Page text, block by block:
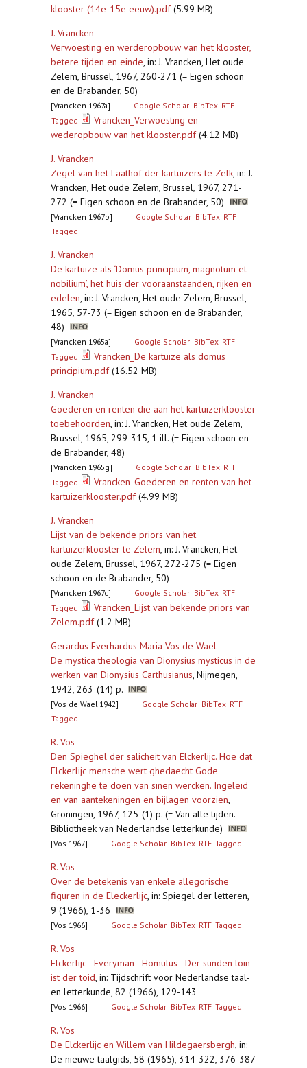
klooster (14e-15e eeuw).pdf(5.99 MB)
J. Vrancken
Verwoesting en werderopbouw van het klooster,
betere tijden en einde, in: J. Vrancken, Het oude
Zelem, Brussel, 1967, 260-271 (= Eigen schoon
en de Brabander, 50)
[Vrancken 1967a] Google Scholar BibTex RTF
Tagged
Vrancken_Verwoesting en
wederopbouw van het klooster.pdf(4.12 MB)
J. Vrancken
Zegel van het Laathof der kartuizers te Zelk, in: J.
Vrancken, Het oude Zelem, Brussel, 1967, 271-
272 (= Eigen schoon en de Brabander, 50)
[Vrancken 1967b] Google Scholar BibTex RTF
Tagged
J. Vrancken
De kartuize als ‘Domus principium, magnotum et
nobilium’, het huis der vooraanstaanden, rijken en
edelen, in: J. Vrancken, Het oude Zelem, Brussel,
1965, 57-73 (= Eigen schoon en de Brabander,
48)
[Vrancken 1965a] Google Scholar BibTex RTF
Tagged
Vrancken_De kartuize als domus
principium.pdf(16.52 MB)
J. Vrancken
Goederen en renten die aan het kartuizerklooster
toebehoorden, in: J. Vrancken, Het oude Zelem,
Brussel, 1965, 299-315, 1 ill. (= Eigen schoon en
de Brabander, 48)
[Vrancken 1965g] Google Scholar BibTex RTF
Tagged
Vrancken_Goederen en renten van het
kartuizerklooster.pdf(4.99 MB)
J. Vrancken
Lijst van de bekende priors van het
kartuizerklooster te Zelem, in: J. Vrancken, Het
oude Zelem, Brussel, 1967, 272-275 (= Eigen
schoon en de Brabander, 50)
[Vrancken 1967c] Google Scholar BibTex RTF
Tagged
Vrancken_Lijst van bekende priors van
Zelem.pdf(1.2 MB)
Gerardus Everhardus Maria Vos de Wael
De mystica theologia van Dionysius mysticus in de
werken van Dionysius Carthusianus, Nijmegen,
1942, 263-(14) p.
[Vos de Wael 1942] Google Scholar BibTex RTF
Tagged
R. Vos
Den Spieghel der salicheit van Elckerlijc. Hoe dat
Elckerlijc mensche wert ghedaecht Gode
rekeninghe te doen van sinen wercken. Ingeleid
en van aantekeningen en bijlagen voorzien,
Groningen, 1967, 125-(1) p. (= Van alle tijden.
Bibliotheek van Nederlandse letterkunde)
[Vos 1967] Google Scholar BibTex RTF Tagged
R. Vos
Over de betekenis van enkele allegorische
figuren in de Eleckerlijc, in: Spiegel der letteren,
9 (1966), 1-36
[Vos 1966] Google Scholar BibTex RTF Tagged
R. Vos
Elckerlijc - Everyman - Homulus - Der sünden loin
ist der toid, in: Tijdschrift voor Nederlandse taal-
en letterkunde, 82 (1966), 129-143
[Vos 1966] Google Scholar BibTex RTF Tagged
R. Vos
De Elckerlijc en Willem van Hildegaersbergh, in:
De nieuwe taalgids, 58 (1965), 314-322, 376-387